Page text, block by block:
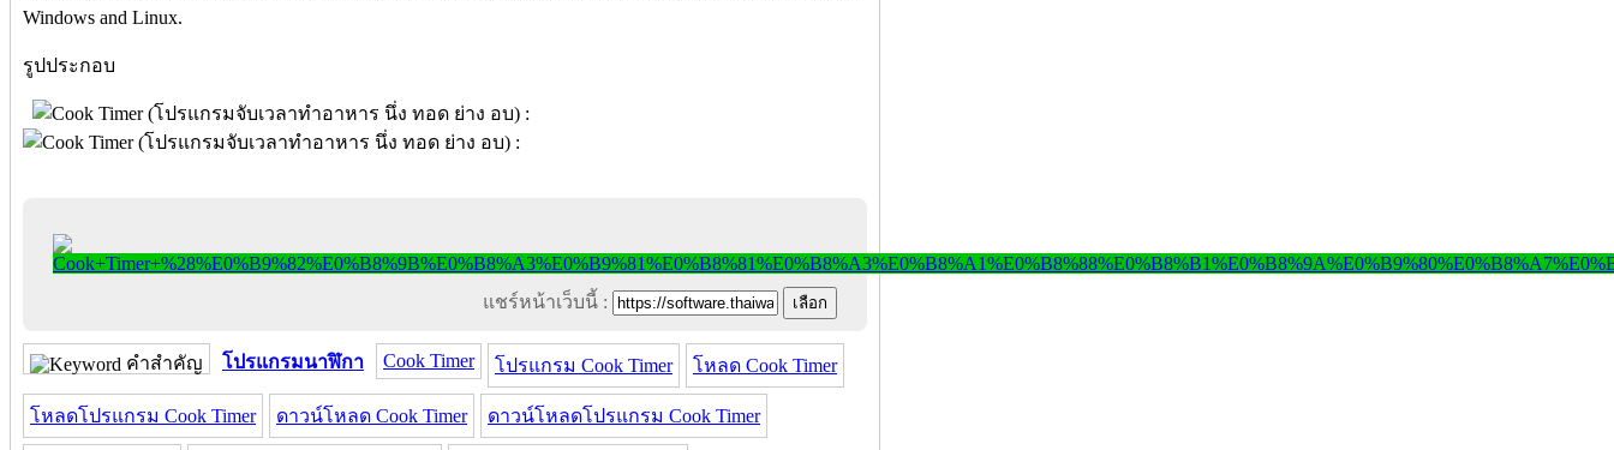
Windows and Linux.
รูปประกอบ
แชร์หน้าเว็บนี้ :
คำสำคัญ โปรแกรมนาฬิกา Cook Timer โปรแกรม Cook Timer โหลด Cook Timer
โหลดโปรแกรม Cook Timer ดาวน์โหลด Cook Timer ดาวน์โหลดโปรแกรม Cook Timer